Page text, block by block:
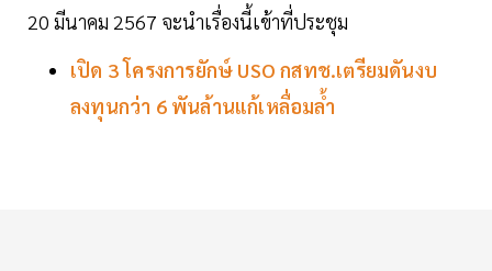
20 มีนาคม 2567 จะนำเรื่องนี้เข้าที่ประชุม
เปิด 3 โครงการยักษ์ USO กสทช.เตรียมดันงบ
ลงทุนกว่า 6 พันล้านแก้เหลื่อมล้ำ